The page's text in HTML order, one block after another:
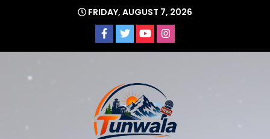
FRIDAY, AUGUST 7, 2026